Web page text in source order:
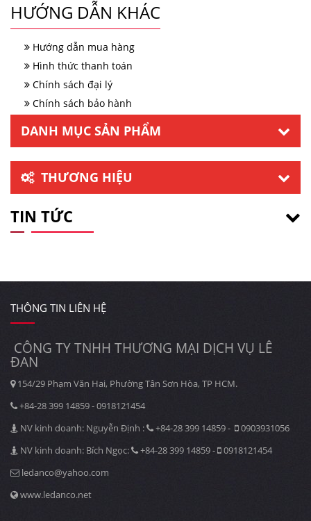
HƯỚNG DẪN KHÁC
Hướng dẫn mua hàng
Hình thức thanh toán
Chính sách đại lý
Chính sách bảo hành
DANH MỤC SẢN PHẨM
THƯƠNG HIỆU
TIN TỨC
THÔNG TIN LIÊN HỆ
CÔNG TY TNHH THƯƠNG MẠI DỊCH VỤ LÊ
ĐAN
154/29 Phạm Văn Hai, Phường Tân Sơn Hòa, TP HCM.
+84-28 399 14859 - 0918121454
NV kinh doanh: Nguyễn Định :
+84-28 399 14859 -
0903931056
NV kinh doanh: Bích Ngọc:
+84-28 399 14859 -
0918121454
ledanco@yahoo.com
www.ledanco.net